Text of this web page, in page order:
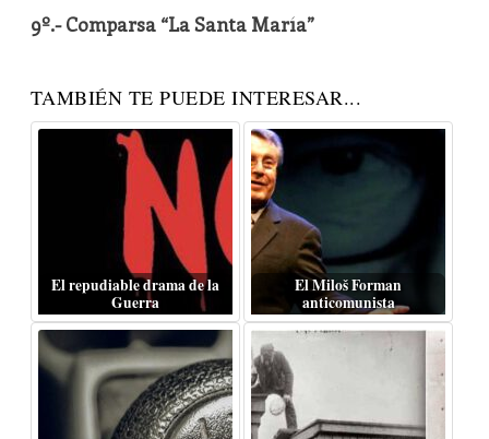
9º.- Comparsa “La Santa María”
TAMBIÉN TE PUEDE INTERESAR...
El repudiable drama de la
Guerra
El Miloš Forman
anticomunista